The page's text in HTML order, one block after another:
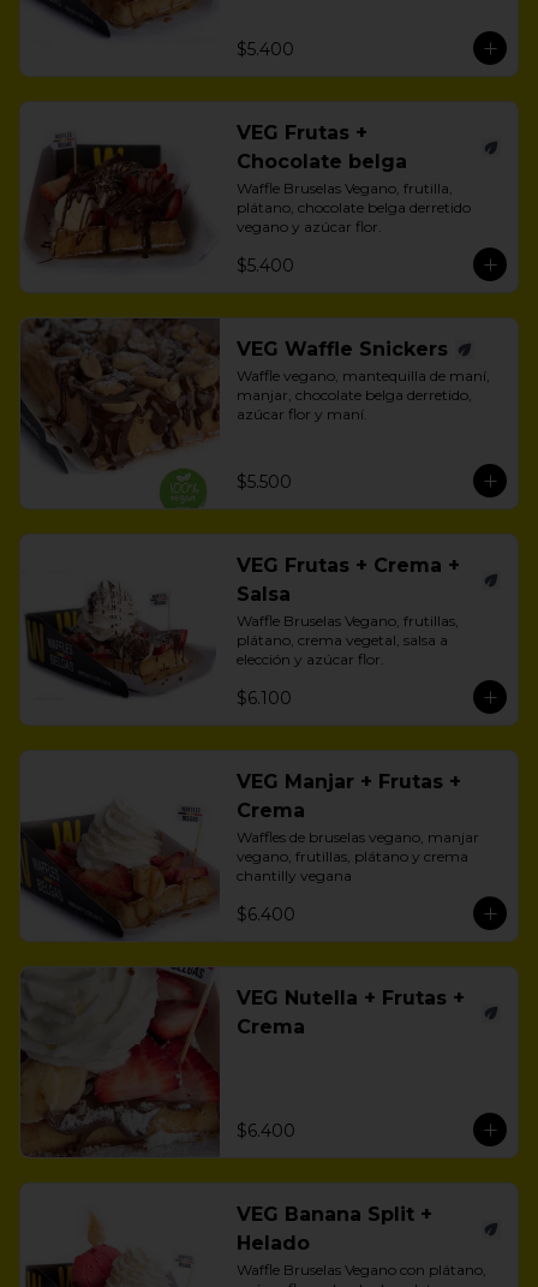
$5.400
VEG Frutas +
Chocolate belga
Waffle Bruselas Vegano, frutilla,
plátano, chocolate belga derretido
vegano y azúcar flor.
$5.400
VEG Waffle Snickers
Waffle vegano, mantequilla de maní,
manjar, chocolate belga derretido,
azúcar flor y maní.
$5.500
VEG Frutas + Crema +
Salsa
Waffle Bruselas Vegano, frutillas,
plátano, crema vegetal, salsa a
elección y azúcar flor.
$6.100
VEG Manjar + Frutas +
Crema
Waffles de bruselas vegano, manjar
vegano, frutillas, plátano y crema
chantilly vegana
$6.400
VEG Nutella + Frutas +
Crema
$6.400
VEG Banana Split +
Helado
Waffle Bruselas Vegano con plátano,